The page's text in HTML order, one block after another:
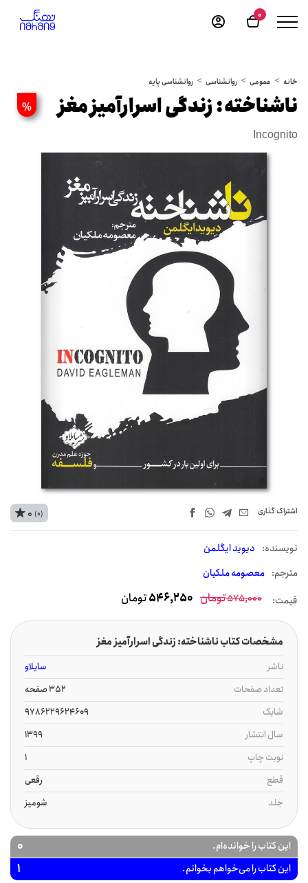
0
خانه عمومی روانشناسی روانشناسی پایه
% ناشناخته: زندگی اسرارآمیز مغز
Incognito
اشتراک‌ گذاری
نويسنده: دیوید ایگلمن
مترجم: معصومه ملکیان
0 (0)
قیمت: 575,000تومان 546,250تومان
مشخصات کتاب ناشناخته: زندگی اسرارآمیز مغز
ناشر
سایلاو
تعداد صفحات
352 صفحه
شابک
9786229624609
سال انتشار
1399
نوبت چاپ
1
قطع
رقعی
جلد
شومیز
این کتاب را خوانده‌ام. 0
این کتاب را می‌خواهم بخوانم. 1